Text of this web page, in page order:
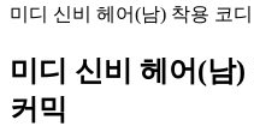
315
포레누아 헤어(여)
12,977
316
미디 신비 헤어(남) 착용 코디
미디 신비 헤어(남)
커믹